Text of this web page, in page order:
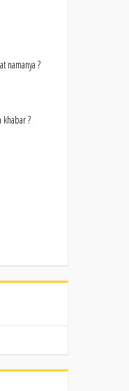
namanya ?
khabar ?